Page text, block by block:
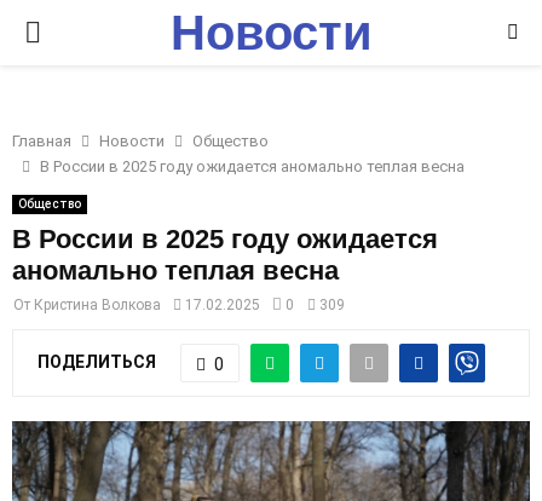
P
I
M
A
R
Y
M
Новости
Главная Новости
Общество
В России в 2025 году ожидается аномально теплая весна
Общество
В России в 2025 году ожидается
аномально теплая весна
От Кристина Волкова 17.02.2025 0 309
ПОДЕЛИТЬСЯ 0